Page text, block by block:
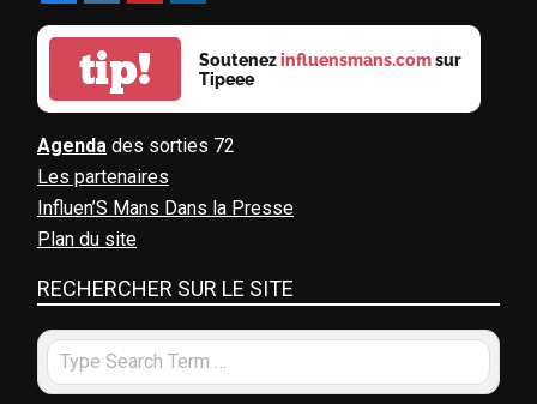
tip! Soutenezinfluensmans.comsur
Tipeee
Agenda des sorties 72
Les partenaires
Influen’S Mans Dans la Presse
Plan du site
RECHERCHER SUR LE SITE
Search